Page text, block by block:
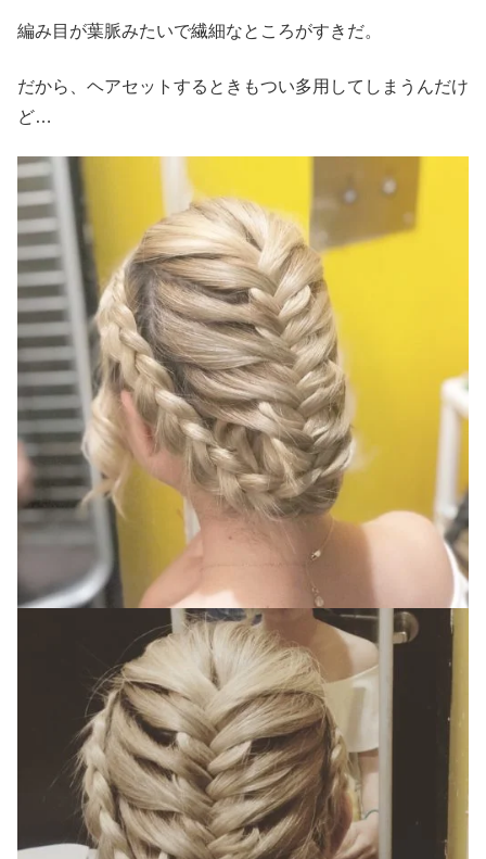
編み目が葉脈みたいで繊細なところがすきだ。
だから、ヘアセットするときもつい多用してしまうんだけ
ど…